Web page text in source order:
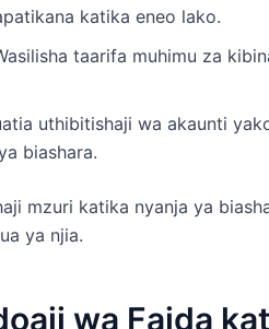
katika eneo lako.
taarifa muhimu za
uthibitishaji wa akaunti
biashara.
mzuri katika nyanja ya
ya njia.
wa Faida